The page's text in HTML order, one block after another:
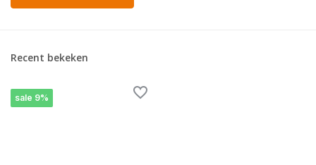
Recent bekeken
sale 9%